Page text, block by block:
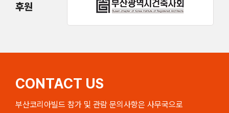
후원
CONTACT US
부산코리아빌드 참가 및 관람 문의사항은 사무국으로